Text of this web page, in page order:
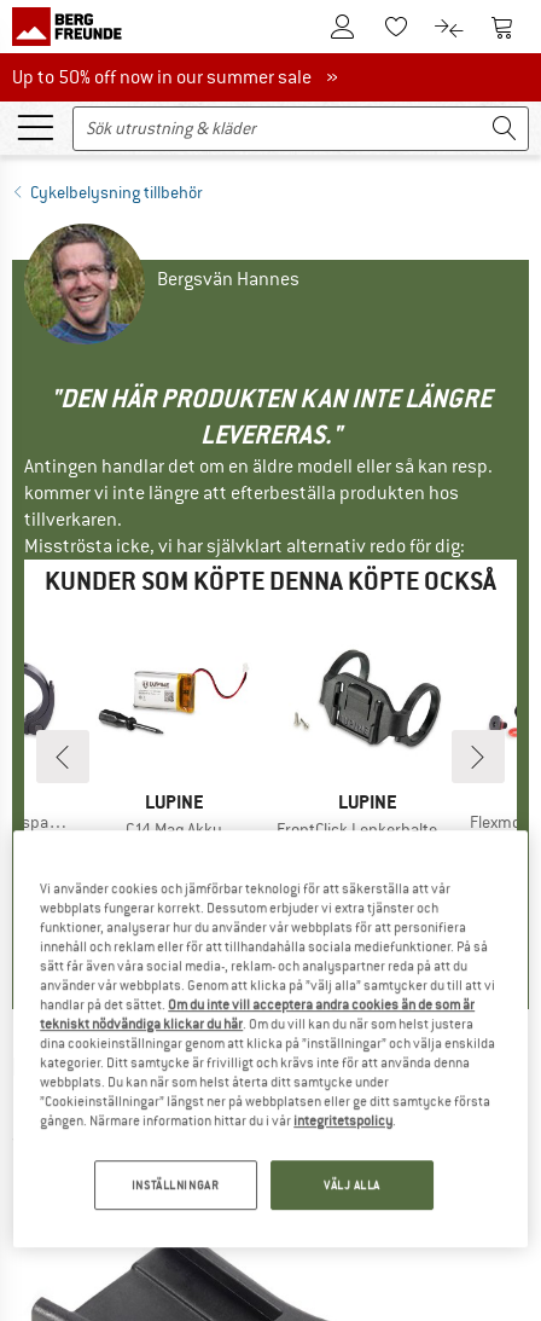
Till kundkontotTill minneslistan.
Till Till
Up to 50% off now in our summer sale
Up to 50% off now in our summer sale »
Cykelbelysning tillbehör
Bergsvän Hannes
"DEN HÄR PRODUKTEN KAN INTE LÄNGRE
LEVERERAS."
Antingen handlar det om en äldre modell eller så kan resp.
kommer vi inte längre att efterbeställa produkten hos
tillverkaren.
Misströsta icke, vi har självklart alternativ redo för dig:
KUNDER SOM KÖPTE DENNA KÖPTE OCKSÅ
31.8mm
)
VARUMÄRKE
LUPINE
Produkter
C14 Mag Akku
0,0(0)
VARUMÄRKE
LUPINE
Produkter
FrontClick Lenkerhalter 35 mm
0,0(0)
Produkter
Flexmount
LUPINE -C14 Mag Gummiband -
Monteringsfäste
Vi använder cookies och jämförbar teknologi för att säkerställa att vår
webbplats fungerar korrekt. Dessutom erbjuder vi extra tjänster och
funktioner, analyserar hur du använder vår webbplats för att personifiera
innehåll och reklam eller för att tillhandahålla sociala mediefunktioner. På så
sätt får även våra social media-, reklam- och analyspartner reda på att du
använder vår webbplats. Genom att klicka på ”välj alla” samtycker du till att vi
handlar på det sättet. Om du inte vill acceptera andra cookies än de som är
tekniskt nödvändiga klickar du här. Om du vill kan du när som helst justera
dina cookieinställningar genom att klicka på ”inställningar” och välja enskilda
kategorier. Ditt samtycke är frivilligt och krävs inte för att använda denna
webbplats. Du kan när som helst återta ditt samtycke under
”Cookieinställningar” längst ner på webbplatsen eller ge ditt samtycke första
gången. Närmare information hittar du i vår integritetspolicy.
INSTÄLLNINGAR VÄLJ ALLA